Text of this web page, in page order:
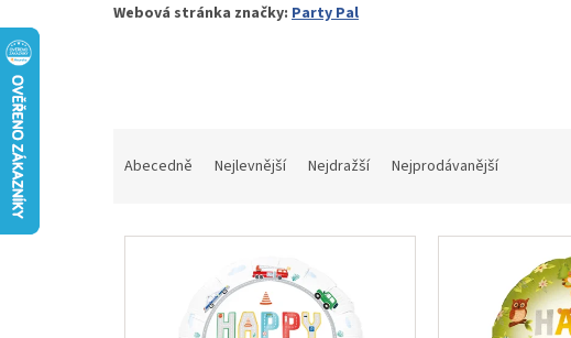
Webová stránka značky: Party Pal
n
Abecedně Nejlevnější Nejdražší Nejprodávanější
V